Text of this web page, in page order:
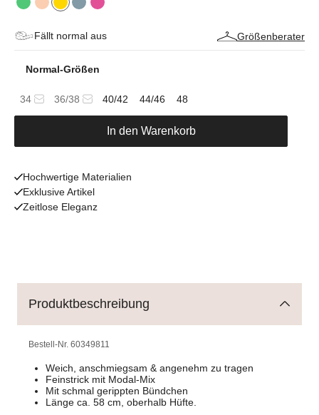
Fällt normal aus Größenberater
Normal-Größen
34 36/38 40/42 44/46 48
In den Warenkorb
Hochwertige Materialien
Exklusive Artikel
Zeitlose Eleganz
Produktbeschreibung
Bestell-Nr. 60349811
Weich, anschmiegsam & angenehm zu tragen
Feinstrick mit Modal-Mix
Mit schmal gerippten Bündchen
Länge ca. 58 cm, oberhalb Hüfte.